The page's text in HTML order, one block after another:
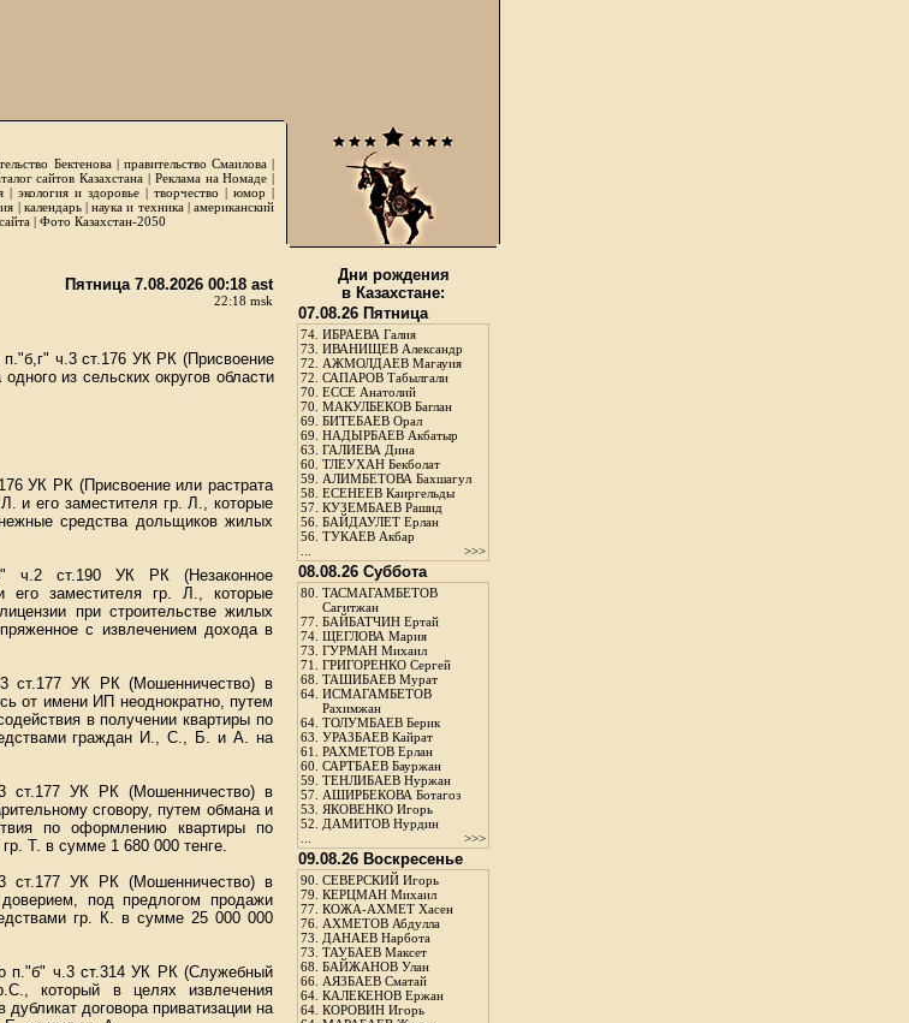
Бектенова| правительство Смаилова|
сайтов Казахстана | Реклама на Номаде |
| экология и здоровье | творчество | юмор |
| календарь|наука и техника|американский
| Фото Казахстан-2050
Пятница 7.08.2026 00:18 ast
22:18 msk
ч.3 ст.176 УК РК (Присвоение
из сельских округов области
УК РК (Присвоение или растрата
и его заместителя гр. Л., которые
средства дольщиков жилых
ч.2 ст.190 УК РК (Незаконное
его заместителя гр. Л., которые
при строительстве жилых
с извлечением дохода в
ст.177 УК РК (Мошенничество) в
от имени ИП неоднократно, путем
в получении квартиры по
граждан И., С., Б. и А. на
ст.177 УК РК (Мошенничество) в
сговору, путем обмана и
по оформлению квартиры по
Т. в сумме 1 680 000 тенге.
ст.177 УК РК (Мошенничество) в
под предлогом продажи
гр. К. в сумме 25 000 000
п."б" ч.3 ст.314 УК РК (Служебный
который в целях извлечения
договора приватизации на
Дни рождения
в Казахстане:
07.08.26 Пятница
74. ИБРАЕВА Галия
73. ИВАНИЩЕВ Александр
72. АЖМОЛДАЕВ Магауия
72. САПАРОВ Табылгали
70. ЕССЕ Анатолий
70. МАКУЛБЕКОВ Баглан
69. БИТЕБАЕВ Орал
69. НАДЫРБАЕВ Акбатыр
63. ГАЛИЕВА Дина
60. ТЛЕУХАН Бекболат
59. АЛИМБЕТОВА Бахшагул
58. ЕСЕНЕЕВ Каиргельды
57. КУЗЕМБАЕВ Рашид
56. БАЙДАУЛЕТ Ерлан
56. ТУКАЕВ Акбар
>>>
08.08.26 Суббота
80. ТАСМАГАМБЕТОВ
Сагитжан
77. БАЙБАТЧИН Ертай
74. ЩЕГЛОВА Мария
73. ГУРМАН Михаил
71. ГРИГОРЕНКО Сергей
68. ТАШИБАЕВ Мурат
64. ИСМАГАМБЕТОВ
Рахимжан
64. ТОЛУМБАЕВ Берик
63. УРАЗБАЕВ Кайрат
61. РАХМЕТОВ Ерлан
60. САРТБАЕВ Бауржан
59. ТЕНЛИБАЕВ Нуржан
57. АШИРБЕКОВА Ботагоз
53. ЯКОВЕНКО Игорь
52. ДАМИТОВ Нурдин
>>>
09.08.26 Воскресенье
90. СЕВЕРСКИЙ Игорь
79. КЕРЦМАН Михаил
77. КОЖА-АХМЕТ Хасен
76. АХМЕТОВ Абдулла
73. ДАНАЕВ Нарбота
73. ТАУБАЕВ Максет
68. БАЙЖАНОВ Улан
66. АЯЗБАЕВ Сматай
64. КАЛЕКЕНОВ Ержан
64. КОРОВИН Игорь